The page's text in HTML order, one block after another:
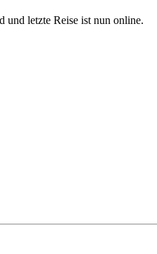
und letzte Reise ist nun online.